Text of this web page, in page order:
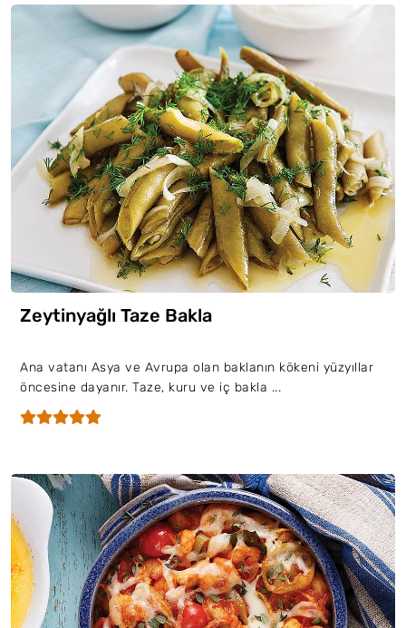
Zeytinyağlı Taze Bakla
Ana vatanı Asya ve Avrupa olan baklanın kökeni yüzyıllar
öncesine dayanır. Taze, kuru ve iç bakla ...